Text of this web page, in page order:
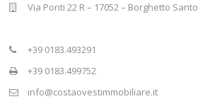
Via Ponti 22 R – 17052 – Borghetto
+39 0183.493291
+39 0183.499752
info@costaovestimmobiliare.it